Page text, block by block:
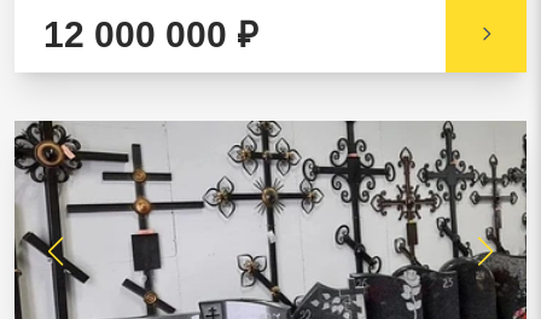
12 000 000 ₽